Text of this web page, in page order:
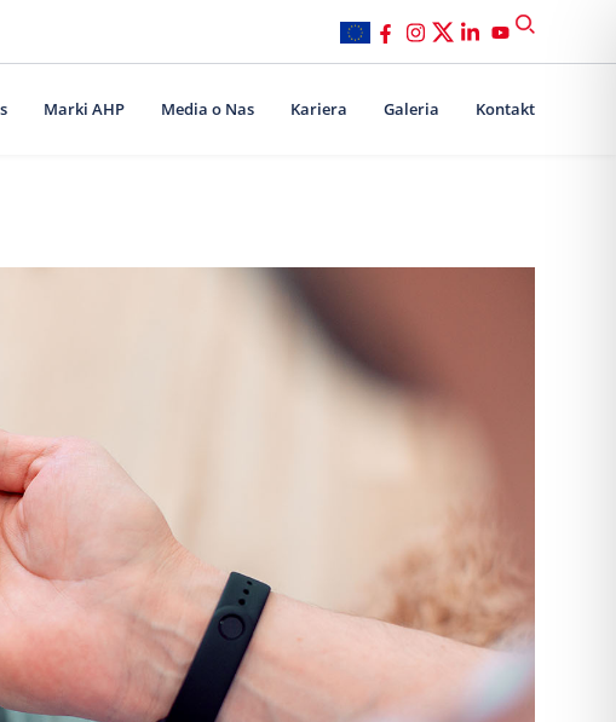
Marki AHP Media o Nas Kariera Galeria Kontakt